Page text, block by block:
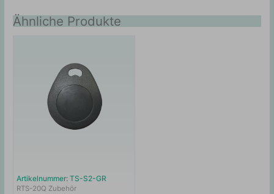
Ähnliche Produkte
Artikelnummer: TS-S2-GR
RTS-20Q Zubehör